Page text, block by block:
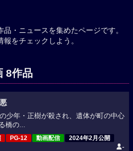
・ニュースを集めたページです。
をチェックしよう。
8作品
少年・正樹が殺され、遺体が町の中心
橋の...
PG-12 動画配信 2024年2月公開
-